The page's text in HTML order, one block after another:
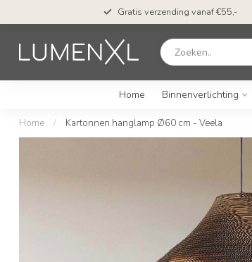
Gratis verzending vanaf €55,-
Home Binnenverlichting
Home / Kartonnen hanglamp Ø60 cm - Veela